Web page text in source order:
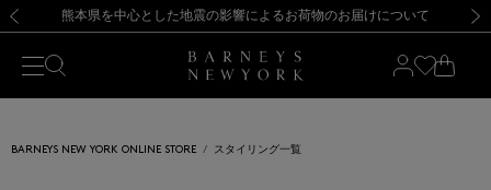
新規登録のお客様も対象！＜MY BARNEYS＞会員のお客様は11,000円（税込）以上のお買上げで常時送料無料！お買い物の際は会員登録を！
【夏季休業に伴う返品・交換承り一時停止のお知らせ】（2026.8.5）
熊本県を中心とした地震の影響によるお荷物のお届けについて
【開催中】SUMMER SALEのご案内・ご注意事項 新規登録のお客様も対象！＜MY BARNEYS＞会員のお客様は11,000円（税込）以上のお買上げで常時送料無料！お買い物の際は会員登録を！
【夏季休業に伴う返品・交換承り一時停止のお知らせ】（2026.8.5）
BARNEYS NEW YORK ONLINE STORE スタイリング一覧